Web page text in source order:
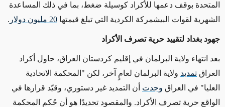
المتحدة بوقف دعمها للأكراد كوسيلة ضغط، بما في ذلك المساعدة
الشهرية لقوات البيشمركة الكردية التي تبلغ قيمتها 20 مليون دولار .
جهود بغداد لتقييد حرية تصرف الأكراد
بعد انتهاء ولاية البرلمان في إقليم كردستان العراق، حاول أكراد
العراق تمديد ولاية البرلمان لعامٍ آخر، لكن "المحكمة الاتحادية
العليا" في العراق وجدت أن التمديد غير دستوري، وقيّد قرارها في
الواقع حرية تصرف الأكراد. والمقصود تحديدًا هو أن حُكم المحكمة